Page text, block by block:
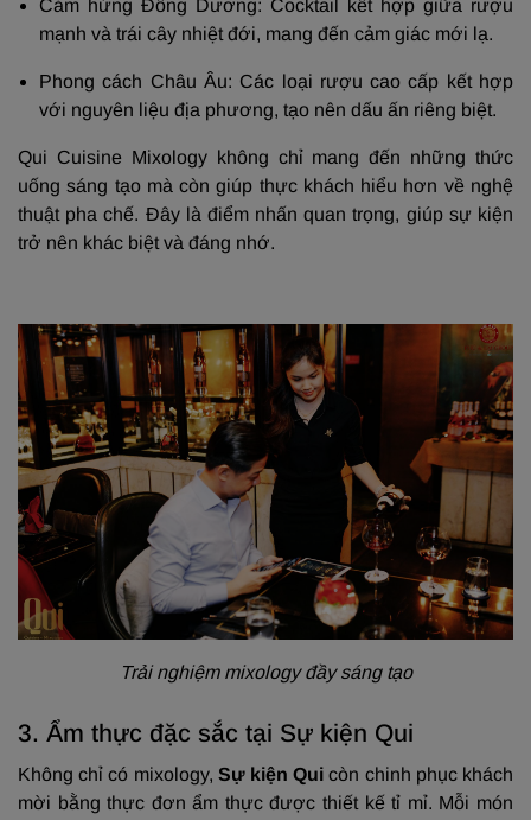
Cảm hứng Đông Dương: Cocktail kết hợp giữa rượu
mạnh và trái cây nhiệt đới, mang đến cảm giác mới lạ.
Phong cách Châu Âu: Các loại rượu cao cấp kết hợp
với nguyên liệu địa phương, tạo nên dấu ấn riêng biệt.
Qui Cuisine Mixology không chỉ mang đến những thức
uống sáng tạo mà còn giúp thực khách hiểu hơn về nghệ
thuật pha chế. Đây là điểm nhấn quan trọng, giúp sự kiện
trở nên khác biệt và đáng nhớ.
Trải nghiệm mixology đầy sáng tạo
3. Ẩm thực đặc sắc tại Sự kiện Qui
Không chỉ có mixology, Sự kiện Qui còn chinh phục khách
mời bằng thực đơn ẩm thực được thiết kế tỉ mỉ. Mỗi món